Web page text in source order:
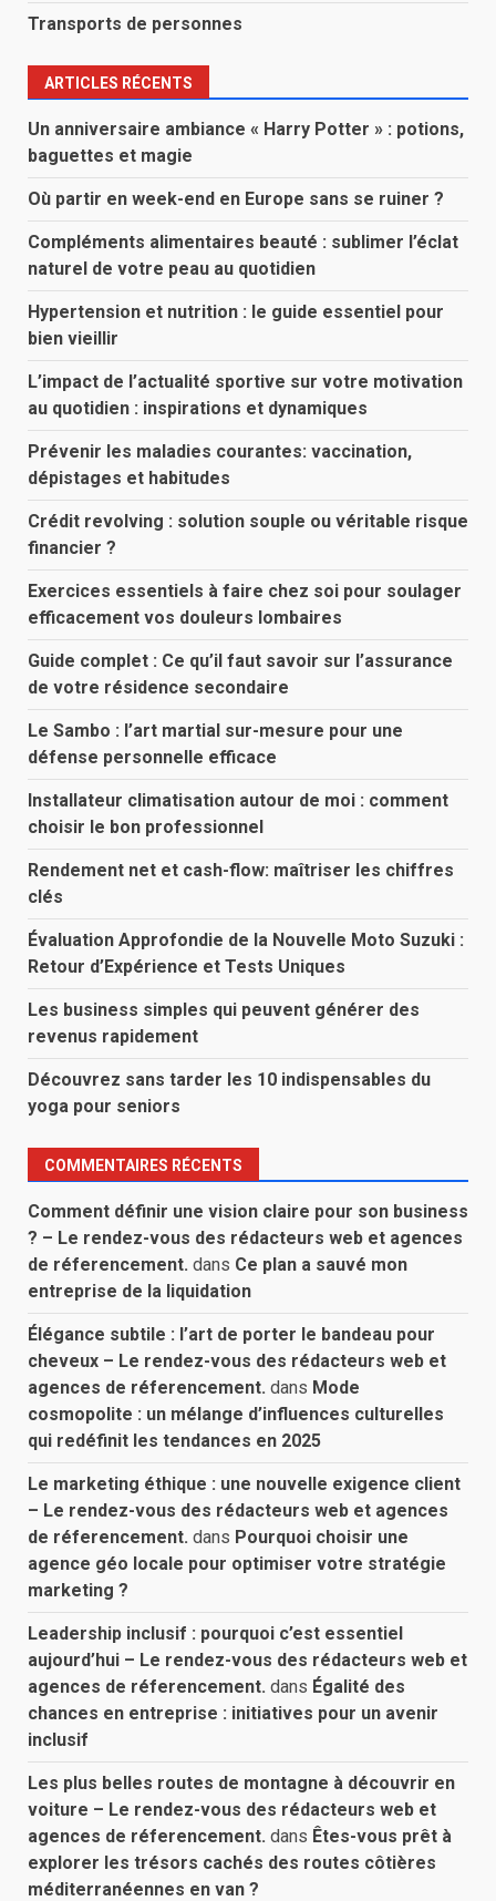
Transports de personnes
ARTICLES RÉCENTS
Un anniversaire ambiance « Harry Potter » : potions,
baguettes et magie
Où partir en week-end en Europe sans se ruiner ?
Compléments alimentaires beauté : sublimer l’éclat
naturel de votre peau au quotidien
Hypertension et nutrition : le guide essentiel pour
bien vieillir
L’impact de l’actualité sportive sur votre motivation
au quotidien : inspirations et dynamiques
Prévenir les maladies courantes: vaccination,
dépistages et habitudes
Crédit revolving : solution souple ou véritable risque
financier ?
Exercices essentiels à faire chez soi pour soulager
efficacement vos douleurs lombaires
Guide complet : Ce qu’il faut savoir sur l’assurance
de votre résidence secondaire
Le Sambo : l’art martial sur-mesure pour une
défense personnelle efficace
Installateur climatisation autour de moi : comment
choisir le bon professionnel
Rendement net et cash-flow: maîtriser les chiffres
clés
Évaluation Approfondie de la Nouvelle Moto Suzuki :
Retour d’Expérience et Tests Uniques
Les business simples qui peuvent générer des
revenus rapidement
Découvrez sans tarder les 10 indispensables du
yoga pour seniors
COMMENTAIRES RÉCENTS
Comment définir une vision claire pour son business
? – Le rendez-vous des rédacteurs web et agences
de réferencement. dans Ce plan a sauvé mon
entreprise de la liquidation
Élégance subtile : l’art de porter le bandeau pour
cheveux – Le rendez-vous des rédacteurs web et
agences de réferencement. dans Mode
cosmopolite : un mélange d’influences culturelles
qui redéfinit les tendances en 2025
Le marketing éthique : une nouvelle exigence client
– Le rendez-vous des rédacteurs web et agences
de réferencement. dans Pourquoi choisir une
agence géo locale pour optimiser votre stratégie
marketing ?
Leadership inclusif : pourquoi c’est essentiel
aujourd’hui – Le rendez-vous des rédacteurs web et
agences de réferencement. dans Égalité des
chances en entreprise : initiatives pour un avenir
inclusif
Les plus belles routes de montagne à découvrir en
voiture – Le rendez-vous des rédacteurs web et
agences de réferencement. dans Êtes-vous prêt à
explorer les trésors cachés des routes côtières
méditerranéennes en van ?